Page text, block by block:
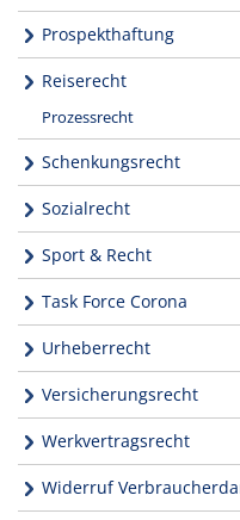
Prospekthaftung
Reiserecht
Prozessrecht
Schenkungsrecht
Sozialrecht
Sport & Recht
Task Force Corona
Urheberrecht
Versicherungsrecht
Werkvertragsrecht
Widerruf